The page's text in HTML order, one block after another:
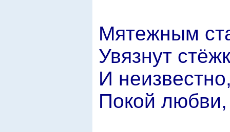
Мятежным
Увязнут
И
Покой